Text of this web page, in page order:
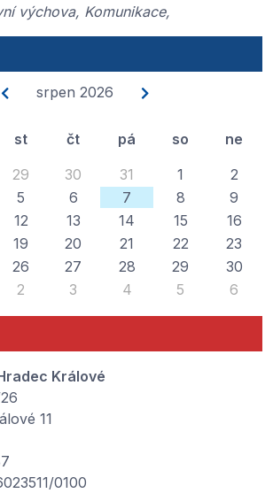
výchova, Komunikace,
srpen 2026
st čt pá so
ne
29 30 31 1
2
5 6 7 8
9
12 13 14 15
16
19 20 21 22
23
26 27 28 29
30
2 3 4 5 6
Králové
11
0100